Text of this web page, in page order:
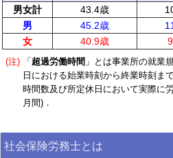
男女計
43.4歳
男
45.2歳
女
40.9歳
(注) 「 超過労働時間 」とは事業所の就業
日における始業時刻から終業時刻ま
時間数及び所定休日において実際に
月間)．
社会保険労務士とは